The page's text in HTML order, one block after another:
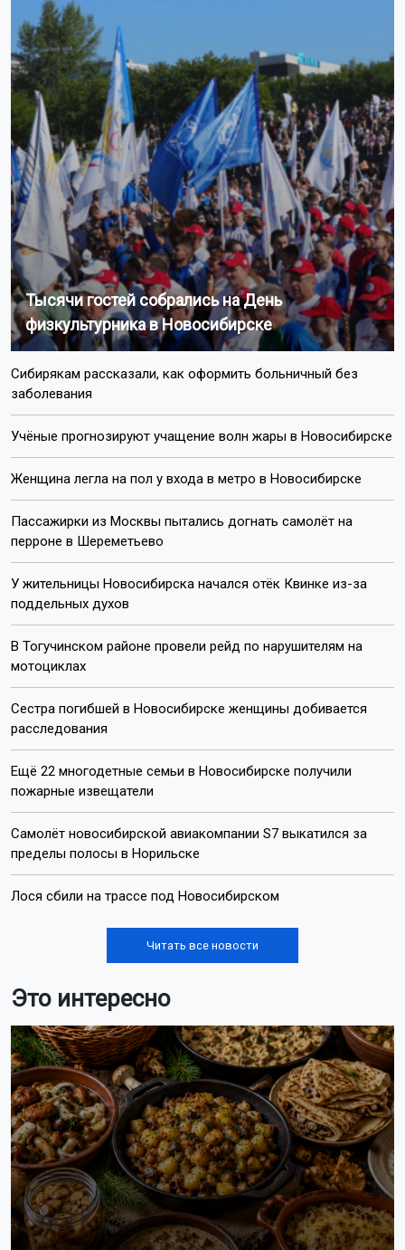
Тысячи гостей собрались на День
физкультурника в Новосибирске
Сибирякам рассказали, как оформить больничный без
заболевания
Учёные прогнозируют учащение волн жары в Новосибирске
Женщина легла на пол у входа в метро в Новосибирске
Пассажирки из Москвы пытались догнать самолёт на
перроне в Шереметьево
У жительницы Новосибирска начался отёк Квинке из-за
поддельных духов
В Тогучинском районе провели рейд по нарушителям на
мотоциклах
Сестра погибшей в Новосибирске женщины добивается
расследования
Ещё 22 многодетные семьи в Новосибирске получили
пожарные извещатели
Самолёт новосибирской авиакомпании S7 выкатился за
пределы полосы в Норильске
Лося сбили на трассе под Новосибирском
Читать все новости
Это интересно